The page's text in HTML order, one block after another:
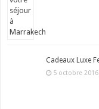
Cadeaux Luxe
5 octobre 2016